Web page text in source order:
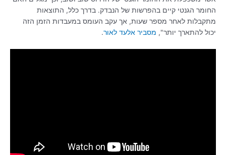
החומר הגנטי קיים בהפרשות של הנבדק. בדרך כלל, התוצאות
מתקבלות לאחר מספר שעות, אך עקב העומס במעבדות הזמן הזה
יכול להתארך יותר", מסביר אלעד לאור.